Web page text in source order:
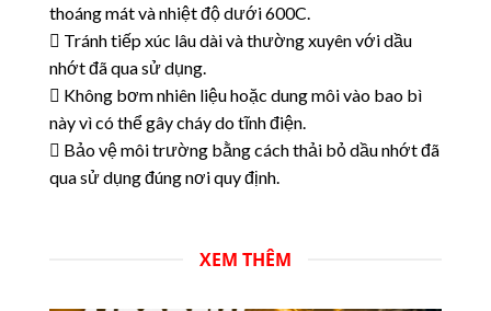
thoáng mát và nhiệt độ dưới 600C.
 Tránh tiếp xúc lâu dài và thường xuyên với dầu
nhớt đã qua sử dụng.
 Không bơm nhiên liệu hoặc dung môi vào bao bì
này vì có thể gây cháy do tĩnh điện.
 Bảo vệ môi trường bằng cách thải bỏ dầu nhớt đã
qua sử dụng đúng nơi quy định.
XEM THÊM